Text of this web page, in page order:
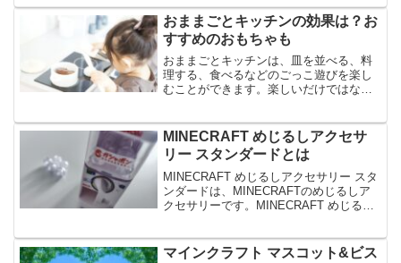
ション～たべすぎたのです～は、ガシャ
ポンだけの描き下ろし...
おままごとキッチンの効果は？お
すすめのおもちゃも
おままごとキッチンは、皿を並べる、料
理する、食べるなどのごっこ遊びを楽し
むことができます。楽しいだけではな
としてもおすすめです。今回は、おまま
ごとキッチンの効果やおすすめ...
MINECRAFT めじるしアクセサ
リー スタンダードとは
MINECRAFT めじるしアクセサリー スタ
ンダードは、MINECRAFTのめじるしア
クセサリーです。MINECRAFT めじるし
けられる便利なアイテムで、全5種の...
マインクラフト マスコット&ビス